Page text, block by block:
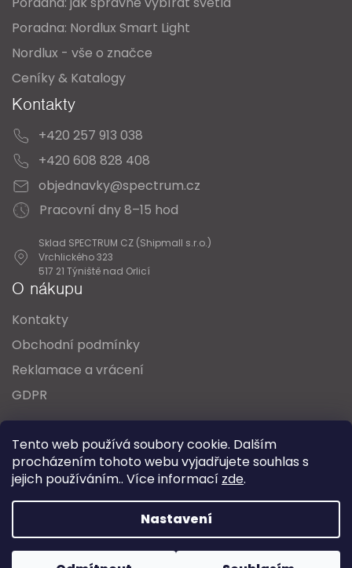
Tento web používá soubory cookie. Dalším
procházením tohoto webu vyjadřujete souhlas s
jejich používáním.. Více informací zde.
Nastavení
Poradna: Nordlux Smart Light
Nordlux - vše o značce
Ceníky & Katalogy
Kontakty
+420 257 913 038
+420 608 828 408
objednavky@spectrum.cz
Pracovní dny 8–15 hod
Sklad SPECTRUM CZ (Shipmall s.r.o.)
Vrchlického 323
517 21 Týniště nad Orlicí
O nákupu
Kontakty
Obchodní podmínky
Reklamace a vrácení
GDPR
Oblíbené série svítidel: Nordlux Alton
Nordlux Milford Nordlux Oja Nordlux Ellen
Nordlux Explore Nordlux Landon
Vytvořil Shoptet